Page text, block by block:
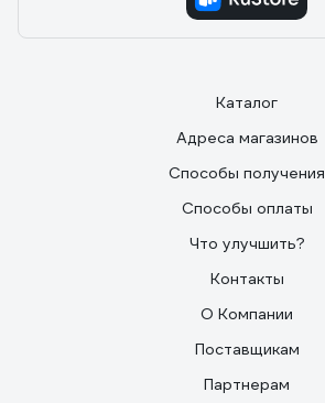
Каталог
Адреса магазинов
Способы получения
Способы оплаты
Что улучшить?
Контакты
О Компании
Поставщикам
Партнерам